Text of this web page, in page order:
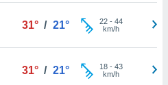
31° / 21° 22- 44
km/h
31° / 21° 18- 43
km/h